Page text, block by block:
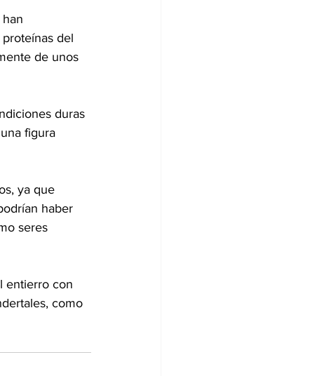
del
de unos
duras
figura
ya que
haber
seres
entierro con
como